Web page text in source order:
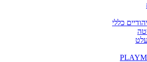
כללי